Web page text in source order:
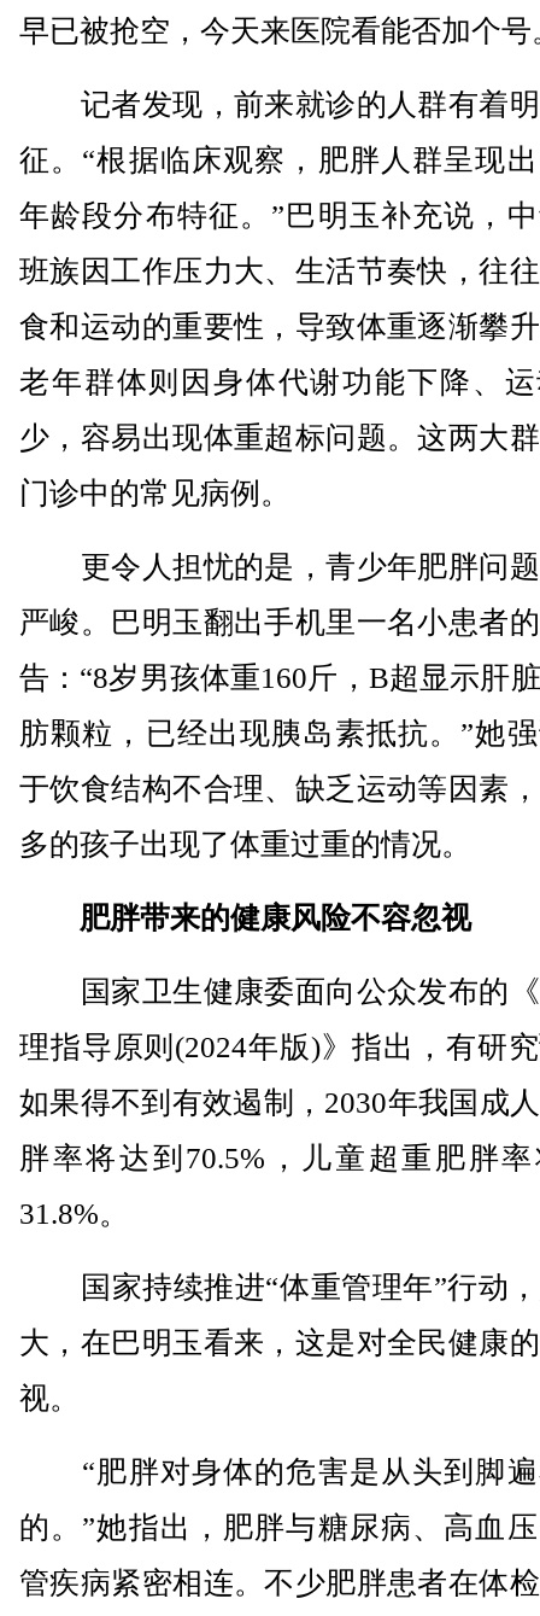
早已被抢空，今天来医院看能否加个号
记者发现，前来就诊的人群有着
征。“根据临床观察，肥胖人群呈现
年龄段分布特征。”巴明玉补充说，
班族因工作压力大、生活节奏快，往
食和运动的重要性，导致体重逐渐攀
老年群体则因身体代谢功能下降、
少，容易出现体重超标问题。这两大
门诊中的常见病例。
更令人担忧的是，青少年肥胖问
严峻。巴明玉翻出手机里一名小患者
告：“8岁男孩体重160斤，B超显示肝
肪颗粒，已经出现胰岛素抵抗。”她
于饮食结构不合理、缺乏运动等因素
多的孩子出现了体重过重的情况。
肥胖带来的健康风险不容忽视
国家卫生健康委面向公众发布的
理指导原则(2024年版)》指出，有研
如果得不到有效遏制，2030年我国成
胖率将达到70.5%，儿童超重肥胖
31.8%。
国家持续推进“体重管理年”行动
大，在巴明玉看来，这是对全民健康
视。
“肥胖对身体的危害是从头到脚遍
的。”她指出，肥胖与糖尿病、高血
管疾病紧密相连。不少肥胖患者在体